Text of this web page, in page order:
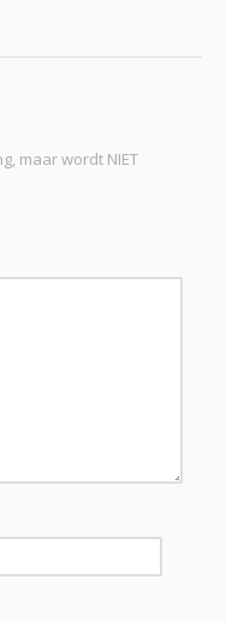
maar wordt NIET